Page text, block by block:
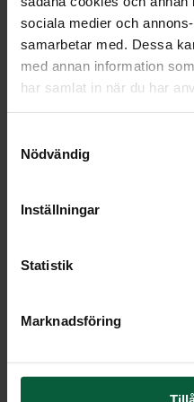
sociala medier och
samarbetar med. Dessa
med annan information
har samlat in när du har
Nödvändig
Inställningar
Statistik
Marknadsföring
Musiken är en
begravning. Den
väcka både känslor
ord.